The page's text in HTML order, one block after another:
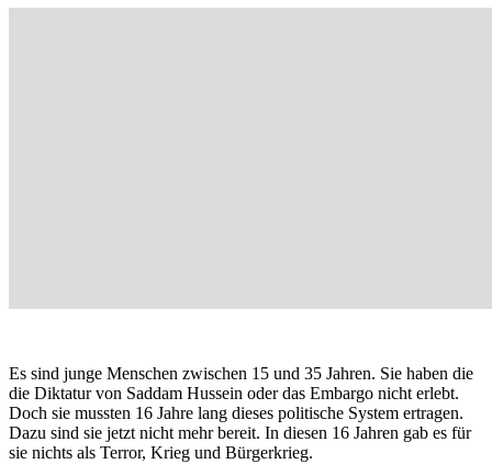
Es sind junge Menschen zwischen 15 und 35 Jahren. Sie haben die
die Diktatur von Saddam Hussein oder das Embargo nicht erlebt.
Doch sie mussten 16 Jahre lang dieses politische System ertragen.
Dazu sind sie jetzt nicht mehr bereit. In diesen 16 Jahren gab es für
sie nichts als Terror, Krieg und Bürgerkrieg.